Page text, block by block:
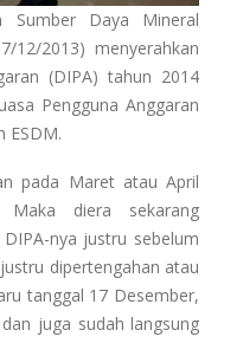
Sumber Daya Mineral
12/2013) menyerahkan
(DIPA) tahun 2014
Pengguna Anggaran
ESDM.
pada Maret atau April
diera sekarang
nya justru sebelum
dipertengahan atau
tanggal 17 Desember,
juga sudah langsung